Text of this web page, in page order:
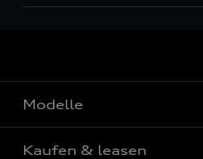
Modelle
Alle Modelle
Kaufen & leasen